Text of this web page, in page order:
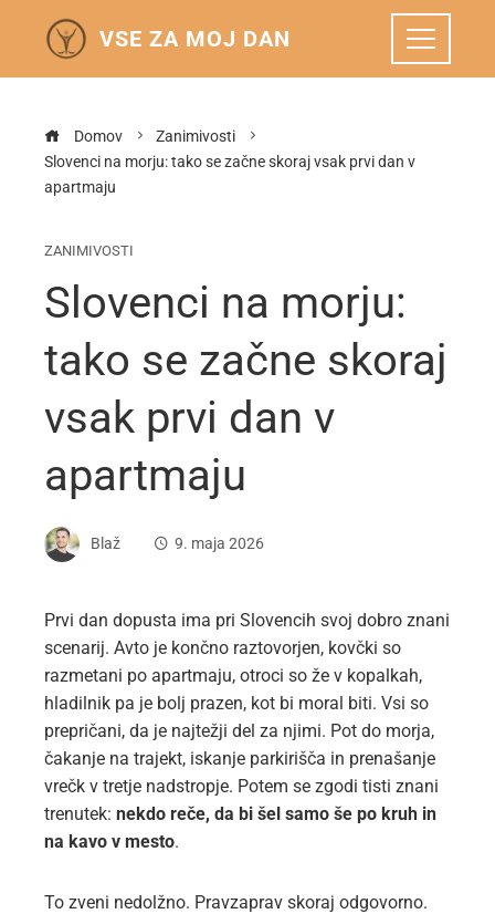
VSE ZA MOJ DAN
Domov
Zanimivosti
Slovenci na morju: tako se začne skoraj vsak prvi dan v
apartmaju
ZANIMIVOSTI
Slovenci na morju:
tako se začne skoraj
vsak prvi dan v
apartmaju
Blaž 9. maja 2026
Prvi dan dopusta ima pri Slovencih svoj dobro znani
scenarij. Avto je končno raztovorjen, kovčki so
razmetani po apartmaju, otroci so že v kopalkah,
hladilnik pa je bolj prazen, kot bi moral biti. Vsi so
prepričani, da je najtežji del za njimi. Pot do morja,
čakanje na trajekt, iskanje parkirišča in prenašanje
vrečk v tretje nadstropje. Potem se zgodi tisti znani
trenutek: nekdo reče, da bi šel samo še po kruh in
na kavo v mesto.
To zveni nedolžno. Pravzaprav skoraj odgovorno.